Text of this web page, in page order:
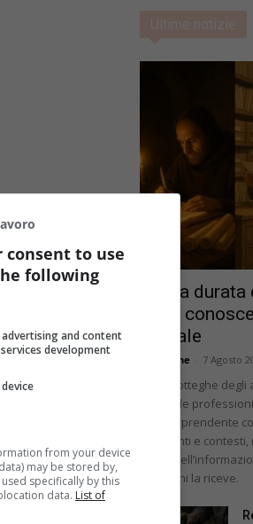
Lunga
della
digitale
Redazione 7 Agosto
Dalle botteghe
digitali, le
una sorprendente
strumenti e
critica
verso chi la riceve.
to use
following
and content
development
from your device
may be stored by,
specifically by this
data. List of